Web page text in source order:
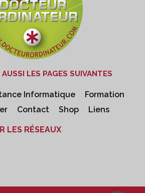
AUSSI LES PAGES SUIVANTES
Informatique
Formation
Contact Shop Liens
LES RÉSEAUX